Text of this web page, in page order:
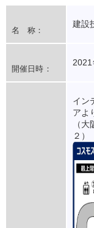
名 称：
建設
開催日時：
イン
アよ
（
２）